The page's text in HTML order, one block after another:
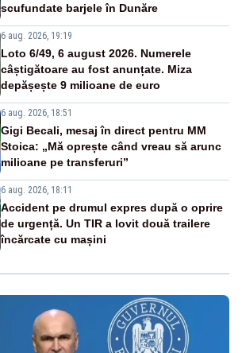
scufundate barjele în Dunăre
6 aug. 2026, 19:19
Loto 6/49, 6 august 2026. Numerele
câștigătoare au fost anunțate. Miza
depășește 9 milioane de euro
6 aug. 2026, 18:51
Gigi Becali, mesaj în direct pentru MM
Stoica: „Mă oprește când vreau să arunc
milioane pe transferuri”
6 aug. 2026, 18:11
Accident pe drumul expres după o oprire
de urgență. Un TIR a lovit două trailere
încărcate cu mașini